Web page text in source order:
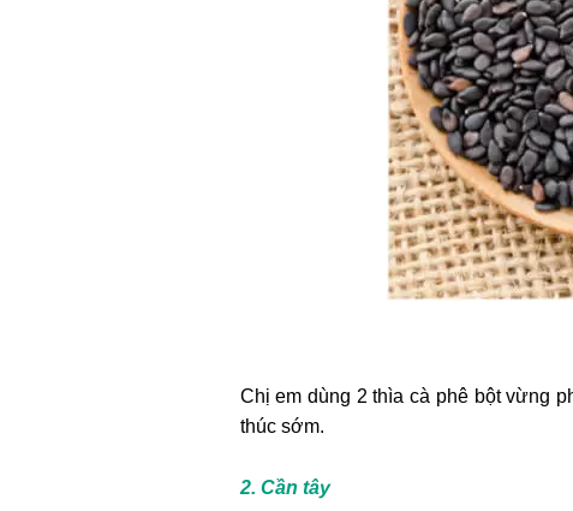
Chị em dùng 2 thìa cà phê bột vừng
thúc sớm.
2. Cần tây